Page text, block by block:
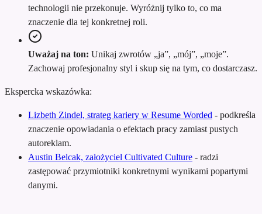
technologii nie przekonuje. Wyróżnij tylko to, co ma
znaczenie dla tej konkretnej roli.
Uważaj na ton: Unikaj zwrotów „ja”, „mój”, „moje”.
Zachowaj profesjonalny styl i skup się na tym, co dostarczasz.
Ekspercka wskazówka:
Lizbeth Zindel, strateg kariery w Resume Worded - podkreśla
znaczenie opowiadania o efektach pracy zamiast pustych
autoreklam.
Austin Belcak, założyciel Cultivated Culture - radzi
zastępować przymiotniki konkretnymi wynikami popartymi
danymi.